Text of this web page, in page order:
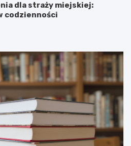
dla straży miejskiej:
codzienności